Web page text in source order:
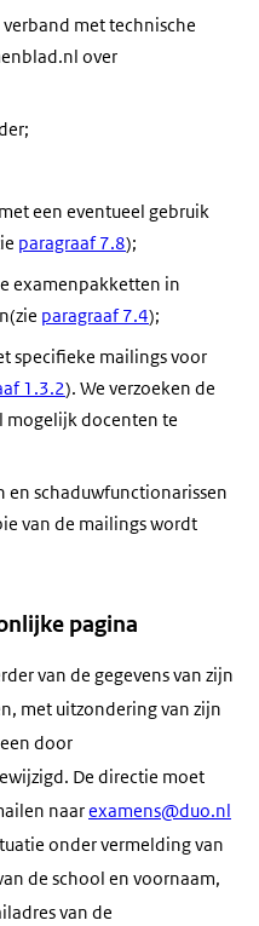
met technische
over
een eventueel gebruik
paragraaf 7.8);
examenpakketten in
paragraaf 7.4);
specifieke mailings voor
1.3.2). We verzoeken de
mogelijk docenten te
en schaduwfunctionarissen
van de mailings wordt
pagina
van de gegevens van zijn
met uitzondering van zijn
door
De directie moet
naarexamens@duo.nl
onder vermelding van
de school en voornaam,
van de